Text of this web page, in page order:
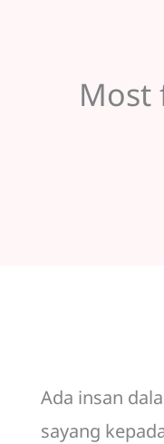
Most
Ada insan
sayang